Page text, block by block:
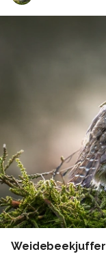
Weidebeekjuffer